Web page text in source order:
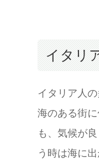
イタリ
イタリア人
海のある街
も、気候が
う時は海に